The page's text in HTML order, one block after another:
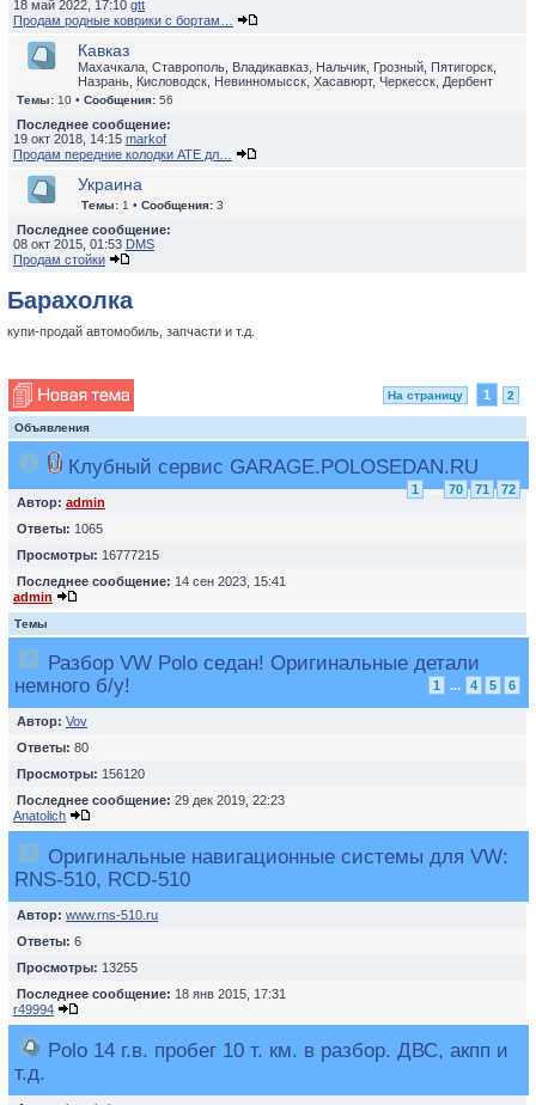
18 май 2022, 17:10 gtt
Продам родные коврики с бортам…
Кавказ
Махачкала, Ставрополь, Владикавказ, Нальчик, Грозный, Пятигорск,
Назрань, Кисловодск, Невинномысск, Хасавюрт, Черкесск, Дербент
Темы: 10 • Сообщения: 56
Последнее сообщение:
19 окт 2018, 14:15 markof
Продам передние колодки ATE дл…
Украина
Темы: 1 • Сообщения: 3
Последнее сообщение:
08 окт 2015, 01:53 DMS
Продам стойки
Барахолка
купи-продай автомобиль, запчасти и т.д.
На страницу 1 2
Объявления
Клубный сервис GARAGE.POLOSEDAN.RU
1 ... 70 71
72
Автор: admin
Ответы: 1065
Просмотры: 16777215
Последнее сообщение: 14 сен 2023, 15:41
admin
Темы
Разбор VW Polo седан! Оригинальные детали
немного б/у!
1 ... 4 5 6
Автор: Vov
Ответы: 80
Просмотры: 156120
Последнее сообщение: 29 дек 2019, 22:23
Anatolich
Оригинальные навигационные системы для VW:
RNS-510, RCD-510
Автор: www.rns-510.ru
Ответы: 6
Просмотры: 13255
Последнее сообщение: 18 янв 2015, 17:31
r49994
Polo 14 г.в. пробег 10 т. км. в разбор. ДВС, акпп и
т.д.